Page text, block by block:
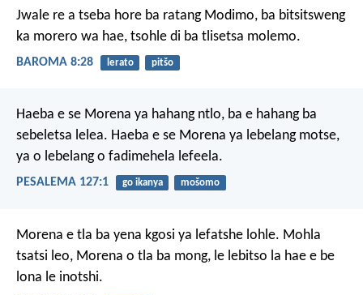
Jwale re a tseba hore ba ratang Modimo, ba bitsitsweng
ka morero wa hae, tsohle di ba tlisetsa molemo.
BAROMA 8:28 lerato pitšo
Haeba e se Morena ya hahang ntlo, ba e hahang ba
sebeletsa lelea. Haeba e se Morena ya lebelang motse,
ya o lebelang o fadimehela lefeela.
PESALEMA 127:1 go ikanya mošomo
Morena e tla ba yena kgosi ya lefatshe lohle. Mohla
tsatsi leo, Morena o tla ba mong, le lebitso la hae e be
lona le inotshi.